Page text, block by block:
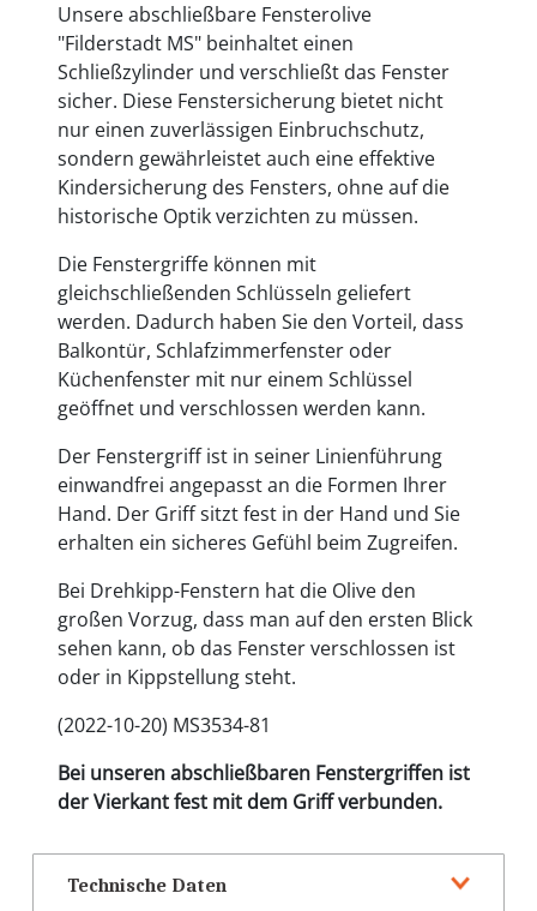
Unsere abschließbare Fensterolive
"Filderstadt MS" beinhaltet einen
Schließzylinder und verschließt das Fenster
sicher. Diese Fenstersicherung bietet nicht
nur einen zuverlässigen Einbruchschutz,
sondern gewährleistet auch eine effektive
Kindersicherung des Fensters, ohne auf die
historische Optik verzichten zu müssen.
Die Fenstergriffe können mit
gleichschließenden Schlüsseln geliefert
werden. Dadurch haben Sie den Vorteil, dass
Balkontür, Schlafzimmerfenster oder
Küchenfenster mit nur einem Schlüssel
geöffnet und verschlossen werden kann.
Der Fenstergriff ist in seiner Linienführung
einwandfrei angepasst an die Formen Ihrer
Hand. Der Griff sitzt fest in der Hand und Sie
erhalten ein sicheres Gefühl beim Zugreifen.
Bei Drehkipp-Fenstern hat die Olive den
großen Vorzug, dass man auf den ersten Blick
sehen kann, ob das Fenster verschlossen ist
oder in Kippstellung steht.
(2022-10-20) MS3534-81
Bei unseren abschließbaren Fenstergriffen ist
der Vierkant fest mit dem Griff verbunden.
Technische Daten